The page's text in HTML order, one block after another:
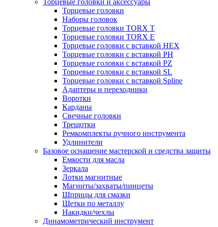
Торцевые головки и аксессуары
Торцевые головки
Наборы головок
Торцевые головки TORX T
Торцевые головки TORX Е
Торцевые головки с вставкой HEX
Торцевые головки с вставкой PH
Торцевые головки с вставкой PZ
Торцевые головки с вставкой SL
Торцевые головки с вставкой Spline
Адаптеры и переходники
Воротки
Карданы
Свечные головки
Трещотки
Ремкомплекты ручного инструмента
Удлинители
Базовое оснащение мастерской и средства защиты
Емкости для масла
Зеркала
Лотки магнитные
Магниты/захваты/пинцеты
Шприцы для смазки
Щетки по металлу
Накидки/чехлы
Динамометрический инструмент